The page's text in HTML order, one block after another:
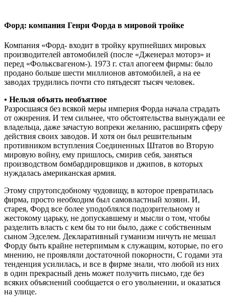
Форд: компания Генри Форда в мировой тройке
Компания «Форд- входит в тройку крупнейших мировых
производителей автомобилей (после «Дженерал моторз» и
перед «Фольксвагеном-). 1973 г. стал апогеем фирмы: было
продано больше шести миллионов автомобилей, а на ее
заводах трудились почти сто пятьдесят тысяч человек.
• Нельзя объять необъятное
Разросшаяся без всякой меры империя Форда начала страдать
от ожнрения. И тем сильнее, что обстоятельства вынуждали ее
владельца, даже зачастую вопреки желанию, расширять сферу
действия своих заводов. И хотя он был решительным
противником вступления Соединенных Штатов во Вторую
мировую войну, ему пришлось, смирив себя, заняться
производством бомбардировщиков и джипов, в которых
нуждалась американская армия.
Этому спрутопсдобному чудовищу, в которое превратилась
фирма, просто необходим был самовластный хозяин. И,
старея, Форд все более уподоблялся подозрительному и
жестокому царьку, не допускавшему и мысли о том, чтобы
разделить власть с кем бы то ни было, даже с собственным
сыном Эдселем. Декларативный гуманизм ничуть не мешал
Форду быть крайне нетерпимым к служащим, которые, по его
мнению, не проявляли достаточной покорности, С годами эта
тенденция усилилась, и все в фирме знали, что любой из них
в один прекрасный день может получить письмо, где без
всяких объяснений сообщается о его увольнении, и оказаться
на улице.